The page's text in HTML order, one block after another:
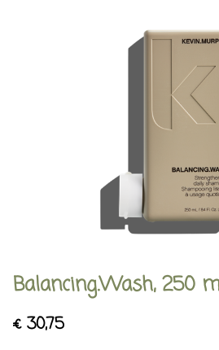
Balancing.Wash, 250
€30,75